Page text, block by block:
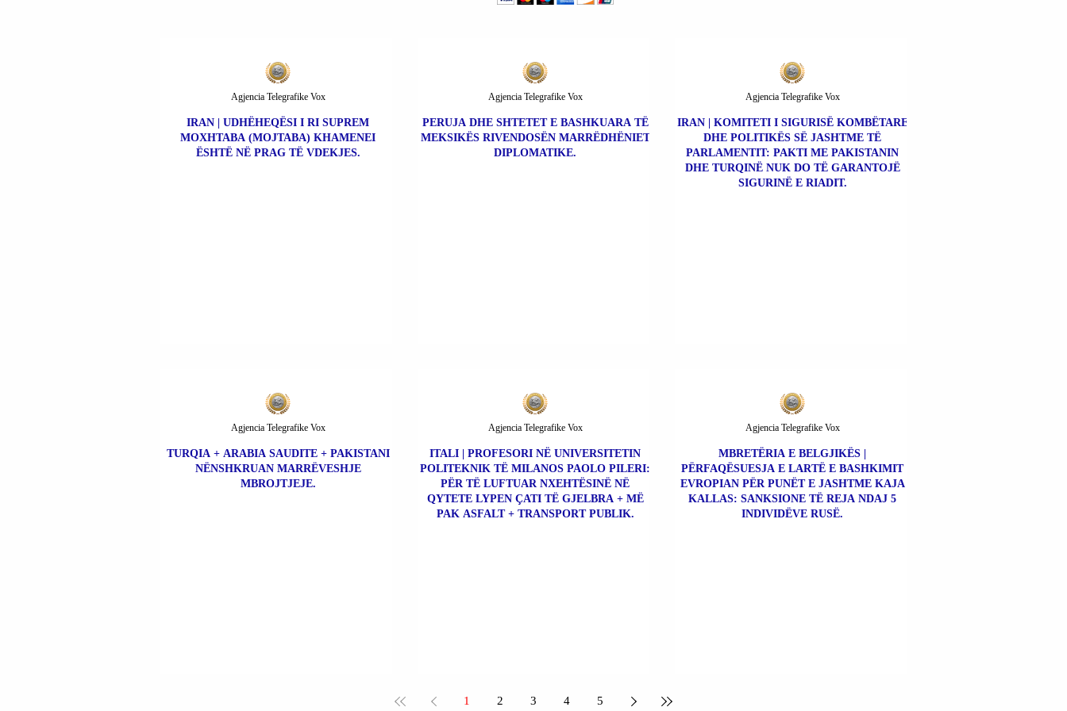
IRAN | UDHËHEQËSI I RI SUPREM
MOXHTABA (MOJTABA) KHAMENEI
ËSHTË NË PRAG TË VDEKJES.
Agjencia Telegrafike Vox
PERUJA DHE SHTETET E BASHKUARA TË
MEKSIKËS RIVENDOSËN MARRËDHËNIET
DIPLOMATIKE.
Agjencia Telegrafike Vox
IRAN | KOMITETI I SIGURISË KOMBËTARE
DHE POLITIKËS SË JASHTME TË
PARLAMENTIT: PAKTI ME PAKISTANIN
DHE TURQINË NUK DO TË GARANTOJË
SIGURINË E RIADIT.
Agjencia Telegrafike Vox
TURQIA + ARABIA SAUDITE + PAKISTANI
NËNSHKRUAN MARRËVESHJE
MBROJTJEJE.
Agjencia Telegrafike Vox
ITALI | PROFESORI NË UNIVERSITETIN
POLITEKNIK TË MILANOS PAOLO PILERI:
PËR TË LUFTUAR NXEHTËSINË NË
QYTETE LYPEN ÇATI TË GJELBRA + MË
PAK ASFALT + TRANSPORT PUBLIK.
Agjencia Telegrafike Vox
MBRETËRIA E BELGJIKËS |
PËRFAQËSUESJA E LARTË E BASHKIMIT
EVROPIAN PËR PUNËT E JASHTME KAJA
KALLAS: SANKSIONE TË REJA NDAJ 5
INDIVIDËVE RUSË.
Agjencia Telegrafike Vox
1 2 3 4 5